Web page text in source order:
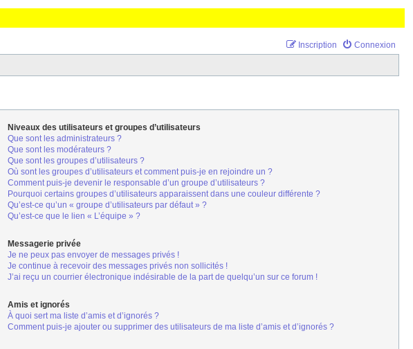
Connexion
Inscription
Niveaux des utilisateurs et groupes d’utilisateurs
Que sont les administrateurs ?
Que sont les modérateurs ?
Que sont les groupes d’utilisateurs ?
Où sont les groupes d’utilisateurs et comment puis-je en rejoindre un ?
Comment puis-je devenir le responsable d’un groupe d’utilisateurs ?
Pourquoi certains groupes d’utilisateurs apparaissent dans une couleur différente ?
Qu’est-ce qu’un « groupe d’utilisateurs par défaut » ?
Qu’est-ce que le lien « L’équipe » ?
Messagerie privée
Je ne peux pas envoyer de messages privés !
Je continue à recevoir des messages privés non sollicités !
J’ai reçu un courrier électronique indésirable de la part de quelqu’un sur ce forum !
Amis et ignorés
À quoi sert ma liste d’amis et d’ignorés ?
Comment puis-je ajouter ou supprimer des utilisateurs de ma liste d’amis et d’ignorés ?